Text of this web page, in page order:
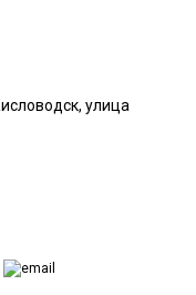
улица